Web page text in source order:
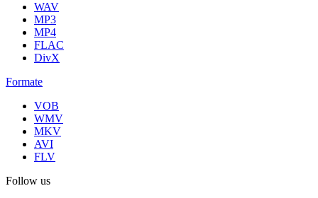
WAV
MP3
MP4
FLAC
DivX
Formate
VOB
WMV
MKV
AVI
FLV
Follow us